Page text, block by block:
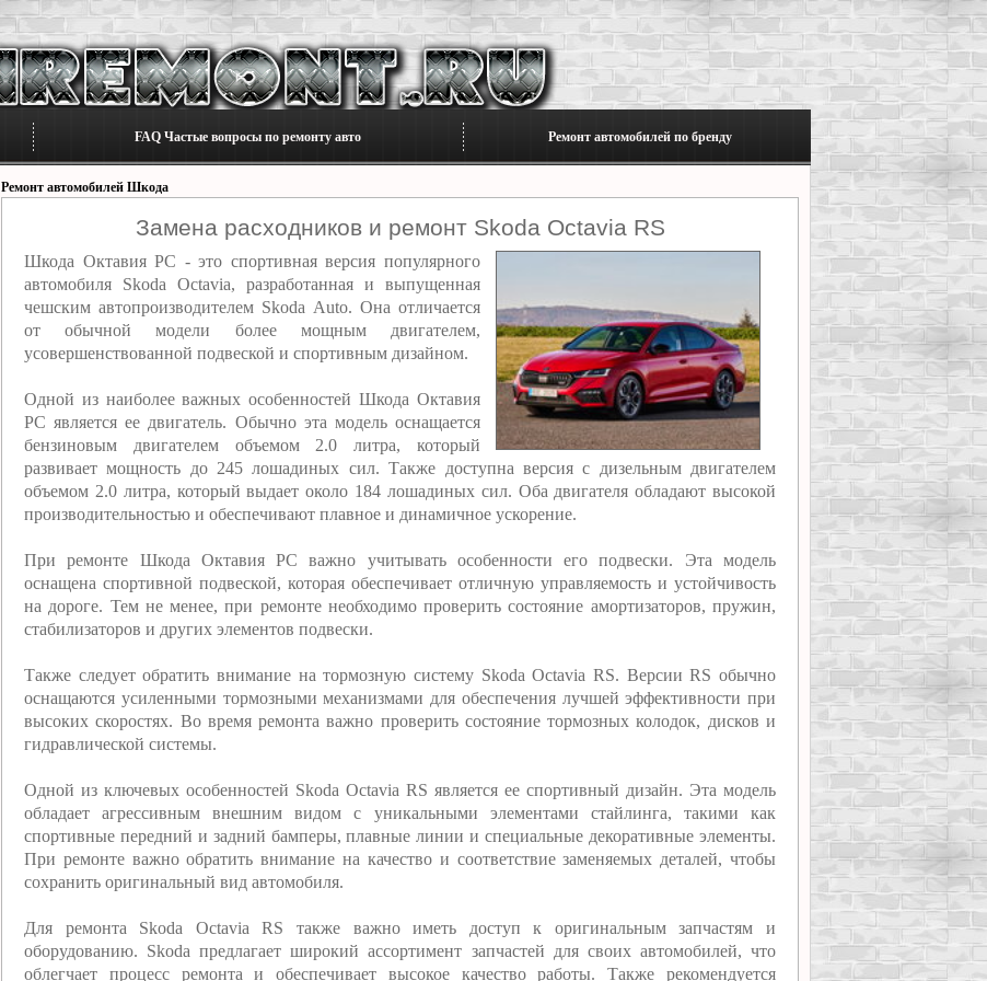
FAQ Частые вопросы по ремонту авто Ремонт автомобилей по бренду
Ремонт автомобилей Шкода
Замена расходников и ремонт Skoda Octavia RS
Шкода Октавия РС - это спортивная версия популярного
автомобиля Skoda Octavia, разработанная и выпущенная
чешским автопроизводителем Skoda Auto. Она отличается
от обычной модели более мощным двигателем,
усовершенствованной подвеской и спортивным дизайном.
Одной из наиболее важных особенностей Шкода Октавия
РС является ее двигатель. Обычно эта модель оснащается
бензиновым двигателем объемом 2.0 литра, который
развивает мощность до 245 лошадиных сил. Также доступна версия с дизельным двигателем
объемом 2.0 литра, который выдает около 184 лошадиных сил. Оба двигателя обладают высокой
производительностью и обеспечивают плавное и динамичное ускорение.
При ремонте Шкода Октавия РС важно учитывать особенности его подвески. Эта модель
оснащена спортивной подвеской, которая обеспечивает отличную управляемость и устойчивость
на дороге. Тем не менее, при ремонте необходимо проверить состояние амортизаторов, пружин,
стабилизаторов и других элементов подвески.
Также следует обратить внимание на тормозную систему Skoda Octavia RS. Версии RS обычно
оснащаются усиленными тормозными механизмами для обеспечения лучшей эффективности при
высоких скоростях. Во время ремонта важно проверить состояние тормозных колодок, дисков и
гидравлической системы.
Одной из ключевых особенностей Skoda Octavia RS является ее спортивный дизайн. Эта модель
обладает агрессивным внешним видом с уникальными элементами стайлинга, такими как
спортивные передний и задний бамперы, плавные линии и специальные декоративные элементы.
При ремонте важно обратить внимание на качество и соответствие заменяемых деталей, чтобы
сохранить оригинальный вид автомобиля.
Для ремонта Skoda Octavia RS также важно иметь доступ к оригинальным запчастям и
оборудованию. Skoda предлагает широкий ассортимент запчастей для своих автомобилей, что
облегчает процесс ремонта и обеспечивает высокое качество работы. Также рекомендуется